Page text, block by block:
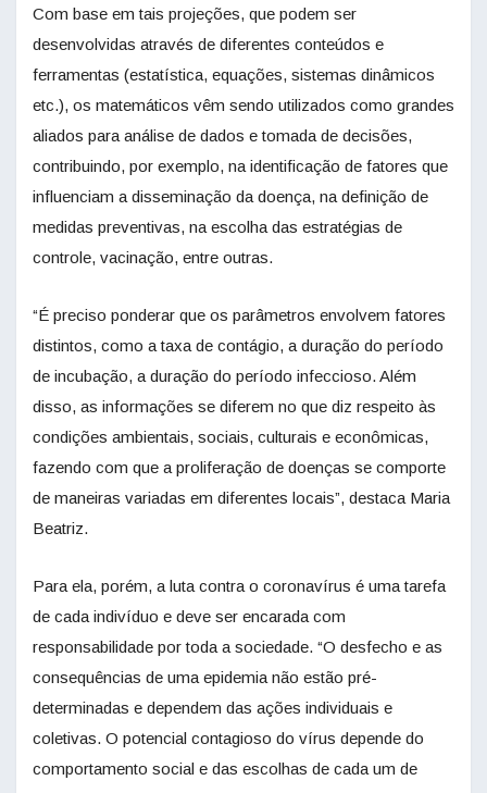
Com base em tais projeções, que podem ser
desenvolvidas através de diferentes conteúdos e
ferramentas (estatística, equações, sistemas dinâmicos
etc.), os matemáticos vêm sendo utilizados como grandes
aliados para análise de dados e tomada de decisões,
contribuindo, por exemplo, na identificação de fatores que
influenciam a disseminação da doença, na definição de
medidas preventivas, na escolha das estratégias de
controle, vacinação, entre outras.
“É preciso ponderar que os parâmetros envolvem fatores
distintos, como a taxa de contágio, a duração do período
de incubação, a duração do período infeccioso. Além
disso, as informações se diferem no que diz respeito às
condições ambientais, sociais, culturais e econômicas,
fazendo com que a proliferação de doenças se comporte
de maneiras variadas em diferentes locais”, destaca Maria
Beatriz.
Para ela, porém, a luta contra o coronavírus é uma tarefa
de cada indivíduo e deve ser encarada com
responsabilidade por toda a sociedade. “O desfecho e as
consequências de uma epidemia não estão pré-
determinadas e dependem das ações individuais e
coletivas. O potencial contagioso do vírus depende do
comportamento social e das escolhas de cada um de